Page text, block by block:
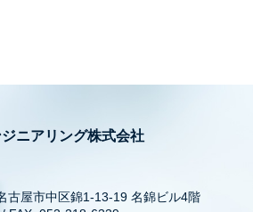
ニアリング株式会社
古屋市中区錦1-13-19 名錦ビル4階